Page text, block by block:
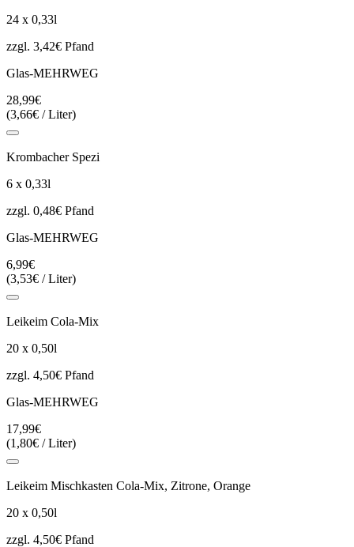
24 x 0,33l
zzgl. 3,42€ Pfand
Glas-MEHRWEG
28,99€
(3,66€ / Liter)
Krombacher Spezi
6 x 0,33l
zzgl. 0,48€ Pfand
Glas-MEHRWEG
6,99€
(3,53€ / Liter)
Leikeim Cola-Mix
20 x 0,50l
zzgl. 4,50€ Pfand
Glas-MEHRWEG
17,99€
(1,80€ / Liter)
Leikeim Mischkasten Cola-Mix, Zitrone, Orange
20 x 0,50l
zzgl. 4,50€ Pfand